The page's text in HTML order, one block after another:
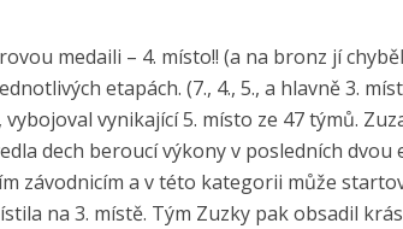
medaili – 4. místo!! (a na bronz jí
etapách. (7., 4., 5., a hlavně 3.
vynikající 5. místo ze 47 týmů.
dech beroucí výkony v posledních dvou
závodnicím a v této kategorii může
na 3. místě. Tým Zuzky pak obsadil